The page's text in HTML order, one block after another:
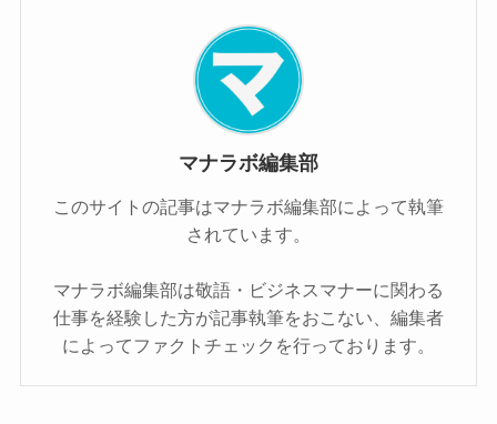
マナラボ編集部
このサイトの記事はマナラボ編集部によって執筆
されています。
マナラボ編集部は敬語・ビジネスマナーに関わる
仕事を経験した方が記事執筆をおこない、編集者
によってファクトチェックを行っております。